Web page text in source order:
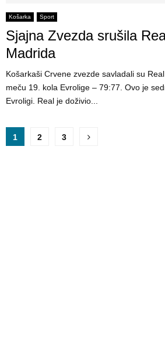
Košarka Sport
Sjajna Zvezda srušila
Madrida
Košarkaši Crvene zvezde savladali su
meču 19. kola Evrolige – 79:77. Ovo je
Evroligi. Real je doživio...
P
1 2 3